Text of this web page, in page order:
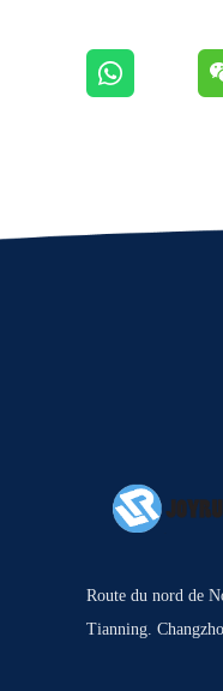
Route du nord de
Tianning.